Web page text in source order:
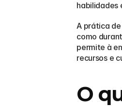
habilidades
A prática
como
permite à
recursos e
O